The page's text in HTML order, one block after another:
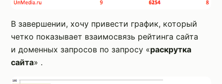
В завершении, хочу привести график, который
четко показывает взаимосвязь рейтинга сайта
и доменных запросов по запросу «раскрутка
сайта» .